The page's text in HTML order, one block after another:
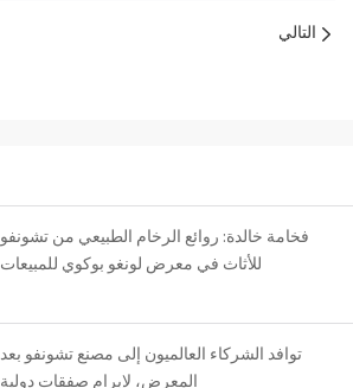
التالي
فخامة خالدة: روائع الرخام الطبيعي من تشونفو
للأثاث في معرض لونغو بوكوي للمبيعات
توافد الشركاء العالميون إلى مصنع تشونفو بعد
المعرض، لإبرام صفقات دولية